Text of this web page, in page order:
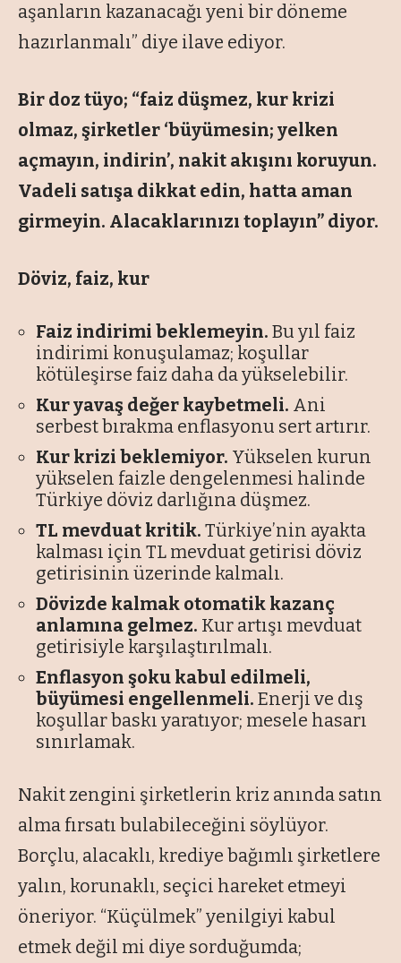
aşanların kazanacağı yeni bir döneme
hazırlanmalı” diye ilave ediyor.
Bir doz tüyo; “faiz düşmez, kur krizi
olmaz, şirketler ‘büyümesin; yelken
açmayın, indirin’, nakit akışını koruyun.
Vadeli satışa dikkat edin, hatta aman
girmeyin. Alacaklarınızı toplayın” diyor.
Döviz, faiz, kur
Faiz indirimi beklemeyin. Bu yıl faiz
indirimi konuşulamaz; koşullar
kötüleşirse faiz daha da yükselebilir.
Kur yavaş değer kaybetmeli. Ani
serbest bırakma enflasyonu sert artırır.
Kur krizi beklemiyor. Yükselen kurun
yükselen faizle dengelenmesi halinde
Türkiye döviz darlığına düşmez.
TL mevduat kritik. Türkiye’nin ayakta
kalması için TL mevduat getirisi döviz
getirisinin üzerinde kalmalı.
Dövizde kalmak otomatik kazanç
anlamına gelmez. Kur artışı mevduat
getirisiyle karşılaştırılmalı.
Enflasyon şoku kabul edilmeli,
büyümesi engellenmeli. Enerji ve dış
koşullar baskı yaratıyor; mesele hasarı
sınırlamak.
Nakit zengini şirketlerin kriz anında satın
alma fırsatı bulabileceğini söylüyor.
Borçlu, alacaklı, krediye bağımlı şirketlere
yalın, korunaklı, seçici hareket etmeyi
öneriyor. “Küçülmek” yenilgiyi kabul
etmek değil mi diye sorduğumda;